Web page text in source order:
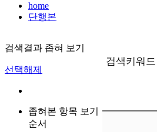
home
단행본
검색결과 좁혀 보기
선택해제
좁혀본 항목 보기
순서
검색키워드